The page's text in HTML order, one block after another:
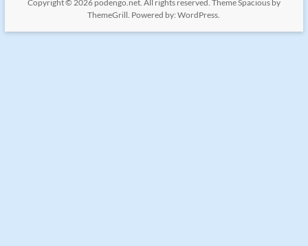
Copyright © 2026 podengo.net. All rights reserved. ThemeSpaciousby
ThemeGrill. Powered by:WordPress.